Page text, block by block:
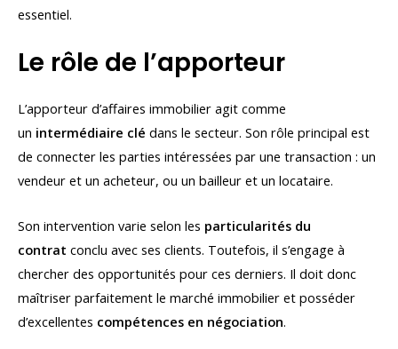
essentiel.
Le rôle de l’apporteur
L’apporteur d’affaires immobilier agit comme
un intermédiaire clé dans le secteur. Son rôle principal est
de connecter les parties intéressées par une transaction : un
vendeur et un acheteur, ou un bailleur et un locataire.
Son intervention varie selon les particularités du
contrat conclu avec ses clients. Toutefois, il s’engage à
chercher des opportunités pour ces derniers. Il doit donc
maîtriser parfaitement le marché immobilier et posséder
d’excellentes compétences en négociation.